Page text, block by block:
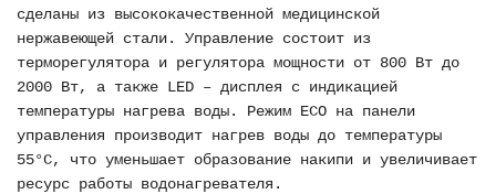
сделаны из высококачественной медицинской
нержавеющей стали. Управление состоит из
терморегулятора и регулятора мощности от 800 Вт до
2000 Вт, а также LED – дисплея с индикацией
температуры нагрева воды. Режим ECO на панели
управления производит нагрев воды до температуры
55°С, что уменьшает образование накипи и увеличивает
ресурс работы водонагревателя.